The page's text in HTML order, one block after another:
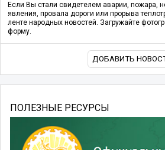
Если Вы стали свидетелем аварии, пожара,
явления, провала дороги или прорыва
ленте народных новостей. Загружайте
форму.
ДОБАВИТЬ
ПОЛЕЗНЫЕ РЕСУРСЫ